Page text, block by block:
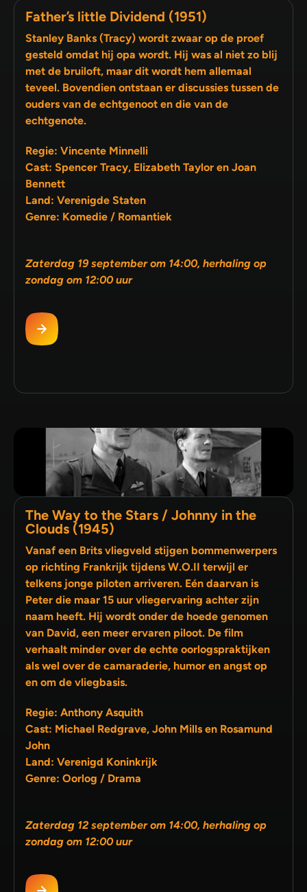
Father’s little Dividend (1951)
Stanley Banks (Tracy) wordt zwaar op de proef
gesteld omdat hij opa wordt. Hij was al niet zo blij
met de bruiloft, maar dit wordt hem allemaal
teveel. Bovendien ontstaan er discussies tussen de
ouders van de echtgenoot en die van de
echtgenote.
Regie: Vincente Minnelli
Cast: Spencer Tracy, Elizabeth Taylor en Joan
Bennett
Land: Verenigde Staten
Genre: Komedie / Romantiek
Zaterdag 19 september om 14:00, herhaling op
zondag om 12:00 uur
The Way to the Stars / Johnny in the
Clouds (1945)
Vanaf een Brits vliegveld stijgen bommenwerpers
op richting Frankrijk tijdens W.O.II terwijl er
telkens jonge piloten arriveren. Eén daarvan is
Peter die maar 15 uur vliegervaring achter zijn
naam heeft. Hij wordt onder de hoede genomen
van David, een meer ervaren piloot. De film
verhaalt minder over de echte oorlogspraktijken
als wel over de camaraderie, humor en angst op
en om de vliegbasis.
Regie: Anthony Asquith
Cast: Michael Redgrave, John Mills en Rosamund
John
Land: Verenigd Koninkrijk
Genre: Oorlog / Drama
Zaterdag 12 september om 14:00, herhaling op
zondag om 12:00 uur